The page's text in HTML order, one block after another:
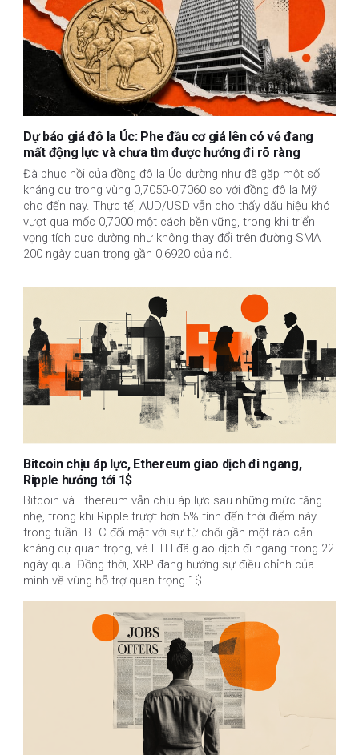
Dự báo giá đô la Úc: Phe đầu cơ giá lên có vẻ đang
mất động lực và chưa tìm được hướng đi rõ ràng
Đà phục hồi của đồng đô la Úc dường như đã gặp một số
kháng cự trong vùng 0,7050-0,7060 so với đồng đô la Mỹ
cho đến nay. Thực tế, AUD/USD vẫn cho thấy dấu hiệu khó
vượt qua mốc 0,7000 một cách bền vững, trong khi triển
vọng tích cực dường như không thay đổi trên đường SMA
200 ngày quan trọng gần 0,6920 của nó.
Bitcoin chịu áp lực, Ethereum giao dịch đi ngang,
Ripple hướng tới 1$
Bitcoin và Ethereum vẫn chịu áp lực sau những mức tăng
nhẹ, trong khi Ripple trượt hơn 5% tính đến thời điểm này
trong tuần. BTC đối mặt với sự từ chối gần một rào cản
kháng cự quan trọng, và ETH đã giao dịch đi ngang trong 22
ngày qua. Đồng thời, XRP đang hướng sự điều chỉnh của
mình về vùng hỗ trợ quan trọng 1$.